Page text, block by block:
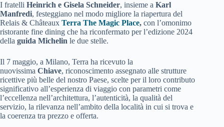
I fratelli Heinrich e Gisela Schneider, insieme a Karl
Manfredi, festeggiano nel modo migliore la riapertura del
Relais & Châteaux Terra The Magic Place, con l’omonimo
ristorante fine dining che ha riconfermato per l’edizione 2024
della guida Michelin le due stelle.
Il 7 maggio, a Milano, Terra ha ricevuto la
nuovissima Chiave, riconoscimento assegnato alle strutture
ricettive più belle del nostro Paese, scelte per il loro contributo
significativo all’esperienza di viaggio con parametri come
l’eccellenza nell’architettura, l’autenticità, la qualità del
servizio, la rilevanza nell’ambito della località in cui si trova e
la coerenza tra prezzo e offerta.